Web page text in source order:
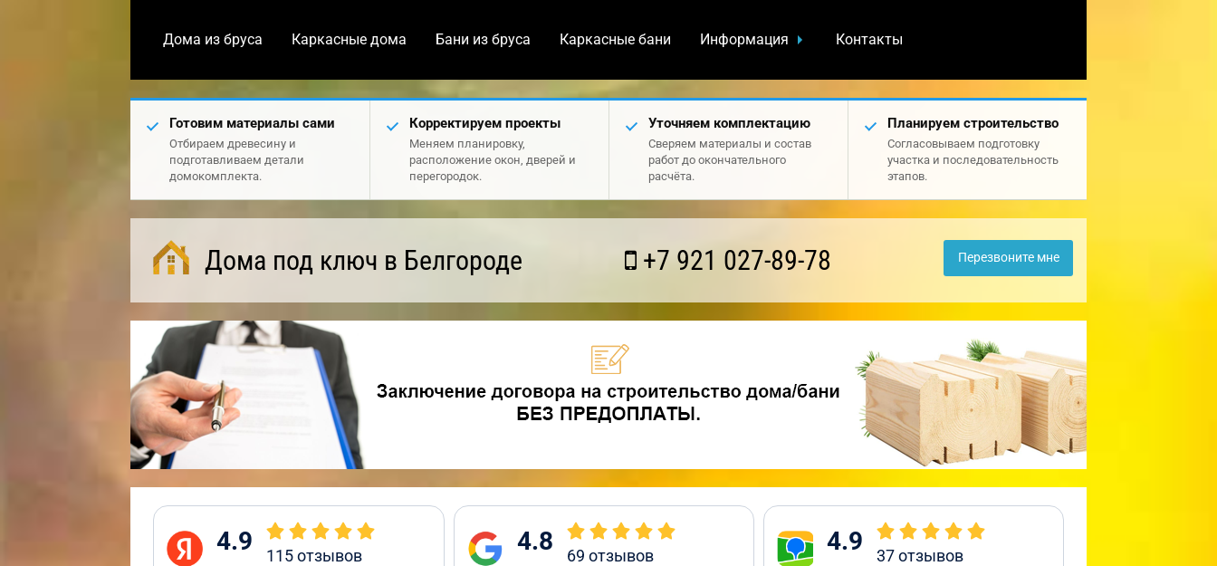
Дома из бруса Каркасные дома Бани из бруса Каркасные бани Информация Контакты
Готовим материалы сами
Отбираем древесину и
подготавливаем детали
домокомплекта.
Корректируем проекты
Меняем планировку,
расположение окон, дверей и
перегородок.
Уточняем комплектацию
Сверяем материалы и состав
работ до окончательного
расчёта.
Планируем строительство
Согласовываем подготовку
участка и последовательность
этапов.
Дома под ключ в Белгороде +7 921 027-89-78 Перезвоните мне
4.9 115отзывов 4.8 69 отзывов 4.9 37отзывов